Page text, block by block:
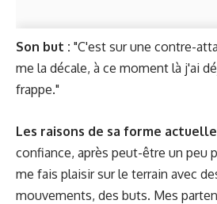
Son but : "C'est sur une contre-
me la décale, à ce moment là j'ai
frappe."
Les raisons de sa forme
confiance, après peut-être un peu
me fais plaisir sur le terrain avec
mouvements, des buts. Mes